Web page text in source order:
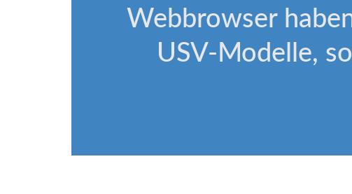
Webbrowser
USV-Modelle,